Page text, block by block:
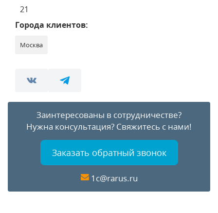
21
Города клиентов:
Москва
Заинтересованы в сотрудничестве?
Нужна консультация? Свяжитесь с нами!
Заказать обратный звонок
1c@rarus.ru